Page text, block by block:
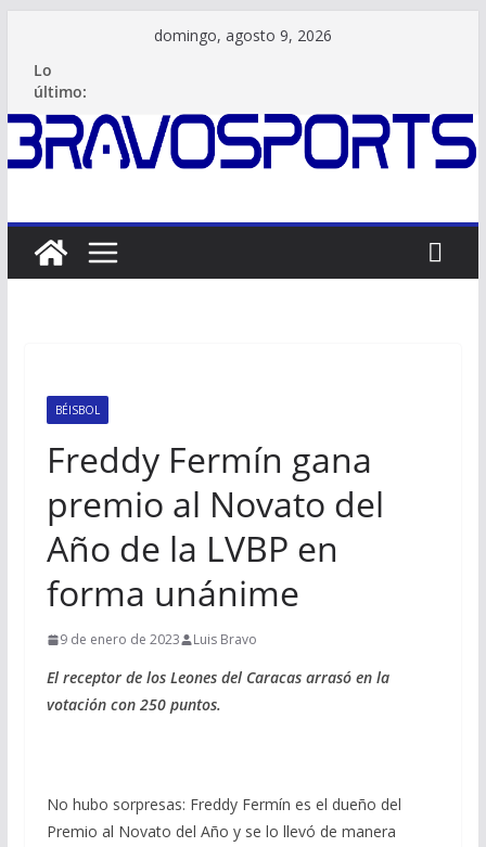
contenido
domingo, agosto 9, 2026
Lo
último:
BÉISBOL
Freddy Fermín gana
premio al Novato del
Año de la LVBP en
forma unánime
9 de enero de 2023 Luis Bravo
El receptor de los Leones del Caracas arrasó en la
votación con 250 puntos.
No hubo sorpresas: Freddy Fermín es el dueño del
Premio al Novato del Año y se lo llevó de manera